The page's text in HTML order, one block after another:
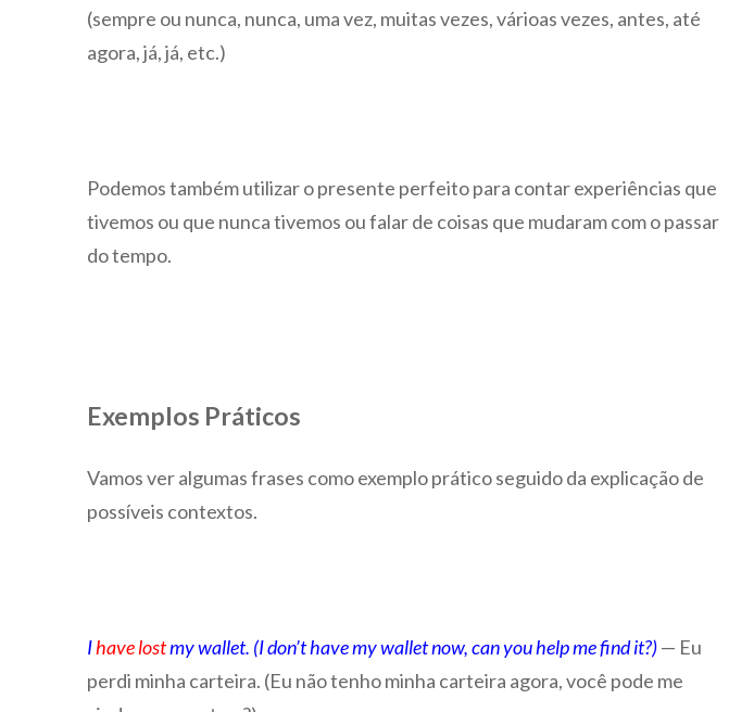
(sempre ou nunca, nunca, uma vez, muitas vezes, várioas vezes, antes, até
agora, já, já, etc.)
Podemos também utilizar o presente perfeito para contar experiências que
tivemos ou que nunca tivemos ou falar de coisas que mudaram com o passar
do tempo.
Exemplos Práticos
Vamos ver algumas frases como exemplo prático seguido da explicação de
possíveis contextos.
Ihave lostmy wallet. (I don’t have my wallet now, can you help me find it?)— Eu
perdi minha carteira. (Eu não tenho minha carteira agora, você pode me